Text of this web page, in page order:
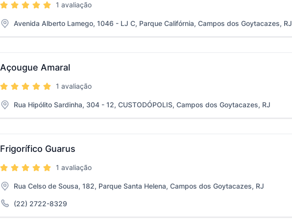
1 avaliação
Avenida Alberto Lamego, 1046 - LJ C, Parque Califórnia, Campos dos Goytacazes, RJ
Açougue Amaral
1 avaliação
Rua Hipólito Sardinha, 304 - 12, CUSTODÓPOLIS, Campos dos Goytacazes, RJ
Frigorífico Guarus
1 avaliação
Rua Celso de Sousa, 182, Parque Santa Helena, Campos dos Goytacazes, RJ
(22) 2722-8329